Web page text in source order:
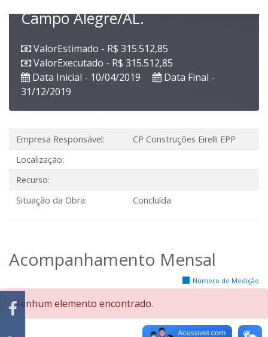
Campo Alegre/AL.
ValorEstimado - R$ 315.512,85
ValorExecutado - R$ 315.512,85
Data Inicial - 10/04/2019
Data Final -
31/12/2019
Empresa Responsável:
CP Construções Eirelli EPP
Localização:
Recurso:
Situação da Obra:
Concluída
Acompanhamento Mensal
Número de Medição
Nenhum elemento encontrado.